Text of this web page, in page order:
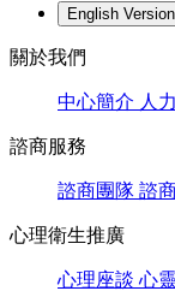
English Version
關於我們
中心簡介 人
諮商服務
諮商團隊 諮
心理衛生推廣
心理座談 心